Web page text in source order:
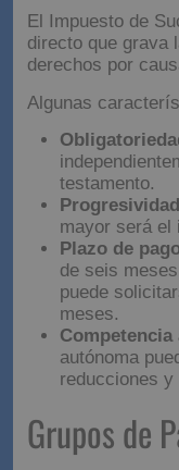
El Impuesto de
directo que grava
derechos por
Algunas
testamento.
mayor será el
Plazo de
de seis
puede
meses.
autónoma
reducciones y
Grupos de